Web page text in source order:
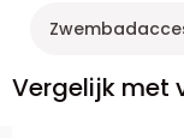
Vergelijk met